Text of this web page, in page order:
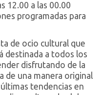
12.00 a las 00.00
programadas para
de ocio cultural que
destinada a todos los
disfrutando de la
de una manera original
tendencias en